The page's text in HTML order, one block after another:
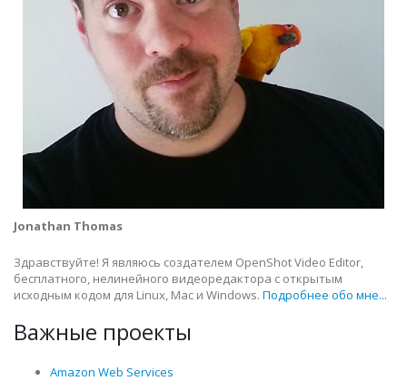
Jonathan Thomas
Здравствуйте! Я являюсь создателем OpenShot Video Editor,
бесплатного, нелинейного видеоредактора с открытым
исходным кодом для Linux, Mac и Windows. Подробнее обо мне...
Важные проекты
Amazon Web Services